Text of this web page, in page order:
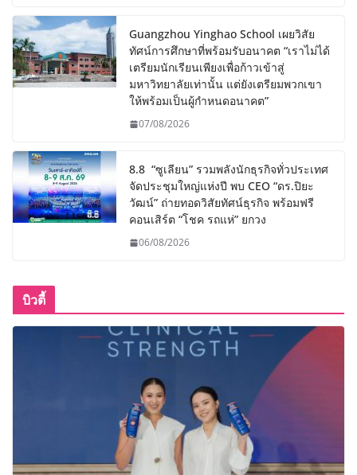
Guangzhou Yinghao School เผยวิสัย
ทัศน์การศึกษาที่พร้อมรับอนาคต “เราไม่ได้
เตรียมนักเรียนเพียงเพื่อก้าวเข้าสู่
มหาวิทยาลัยเท่านั้น แต่ยังเตรียมพวกเขา
ให้พร้อมเป็นผู้กำหนดอนาคต”
07/08/2026
8.8 “ซูเลียน” รวมพลังนักธุรกิจทั่วประเทศ
จัดประชุมใหญ่แห่งปี พบ CEO “ดร.ปิยะ
วัฒน์” ถ่ายทอดวิสัยทัศน์ธุรกิจ พร้อมฟรี
คอนเสิร์ต “โชค รถแห่” ยกวง
06/08/2026
บิวตี้